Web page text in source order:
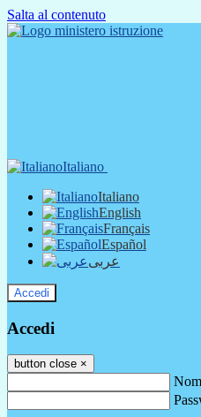
Salta al contenuto
Italiano
Italiano
English
Français
Español
عربى
Accedi
Accedi
button close ×